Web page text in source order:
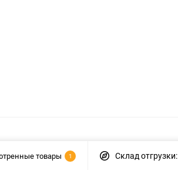
товары 1 Склад отгрузки: